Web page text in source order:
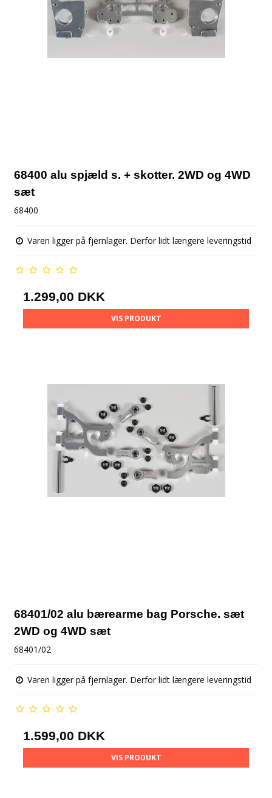
68400 alu spjæld s. + skotter. 2WD og 4WD
sæt
68400
Varen ligger på fjernlager. Derfor lidt længere leveringstid
1.299,00 DKK
VIS PRODUKT
68401/02 alu bærearme bag Porsche. sæt
2WD og 4WD sæt
68401/02
Varen ligger på fjernlager. Derfor lidt længere leveringstid
1.599,00 DKK
VIS PRODUKT